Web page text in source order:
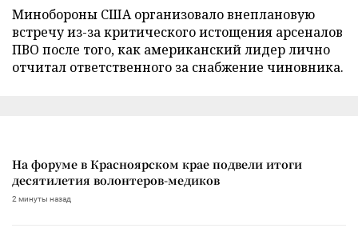
Минобороны США организовало внеплановую
встречу из-за критического истощения арсеналов
ПВО после того, как американский лидер лично
отчитал ответственного за снабжение чиновника.
На форуме в Красноярском крае подвели итоги
десятилетия волонтеров-медиков
2 минуты назад